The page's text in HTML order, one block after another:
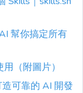
幫你搞定所有
（附圖片）
可靠的 AI 開發